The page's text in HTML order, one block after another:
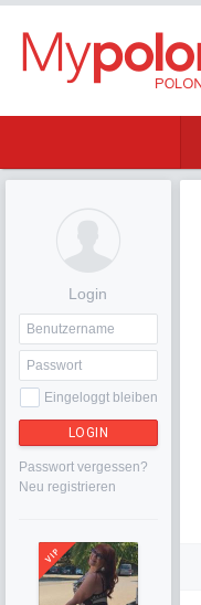
Login
Eingeloggt bleiben
LOGIN
Passwort vergessen?
Neu registrieren